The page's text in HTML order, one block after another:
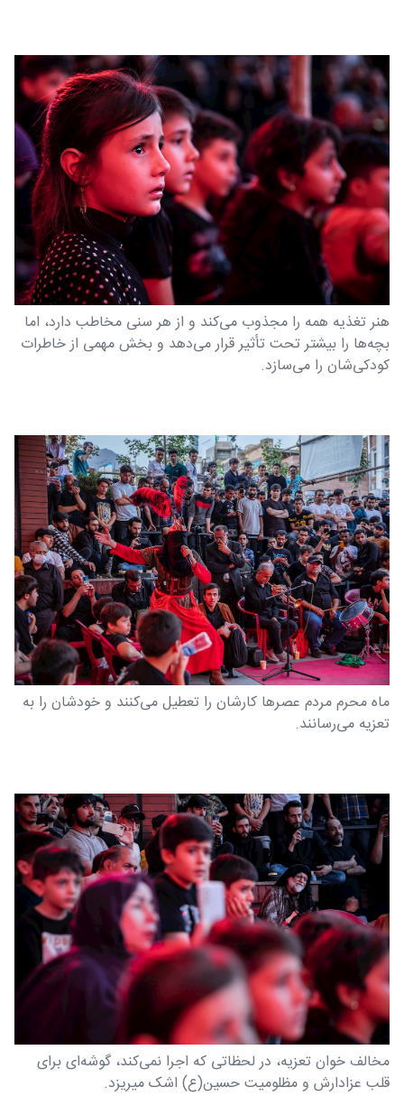
هنر تغذیه همه را مجذوب می‌کند و از هر سنی مخاطب دارد، اما
بچه‌ها را بیشتر تحت تأثیر قرار می‌دهد و بخش مهمی از خاطرات
کودکی‌شان را می‌سازد.
ماه محرم مردم عصر‌ها کارشان را تعطیل می‌کنند و خودشان را به
تعزیه می‌رسانند.
مخالف خوان تعزیه، در لحظاتی که اجرا نمی‌کند، گوشه‌ای برای
قلب عزادارش و مظلومیت حسین(ع) اشک میریزد.